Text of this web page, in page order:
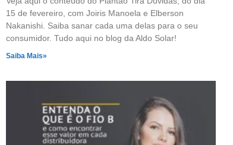
15 de fevereiro, com Joiris Manoela e Elberson
Nakanishi. Saiba sanar cada uma delas para o seu
consumidor. Tudo aqui no blog da Aldo Solar!
Saiba Mais»